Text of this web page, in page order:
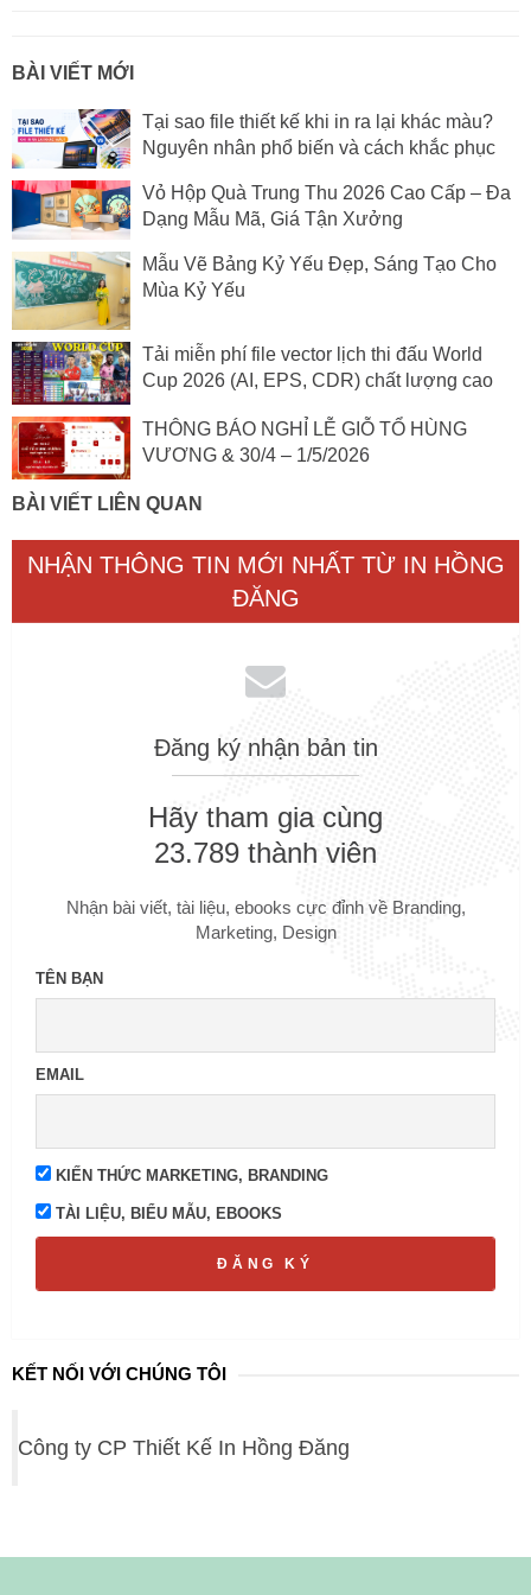
BÀI VIẾT MỚI
Tại sao file thiết kế khi in ra lại khác màu?
Nguyên nhân phổ biến và cách khắc phục
Vỏ Hộp Quà Trung Thu 2026 Cao Cấp – Đa
Dạng Mẫu Mã, Giá Tận Xưởng
Mẫu Vẽ Bảng Kỷ Yếu Đẹp, Sáng Tạo Cho
Mùa Kỷ Yếu
Tải miễn phí file vector lịch thi đấu World
Cup 2026 (AI, EPS, CDR) chất lượng cao
THÔNG BÁO NGHỈ LỄ GIỖ TỔ HÙNG
VƯƠNG & 30/4 – 1/5/2026
BÀI VIẾT LIÊN QUAN
NHẬN THÔNG TIN MỚI NHẤT TỪ IN HỒNG
ĐĂNG
Đăng ký nhận bản tin
Hãy tham gia cùng
23.789 thành viên
Nhận bài viết, tài liệu, ebooks cực đỉnh về Branding,
Marketing, Design
TÊN BẠN
EMAIL
KIẾN THỨC MARKETING, BRANDING
TÀI LIỆU, BIỂU MẪU, EBOOKS
ĐĂNG KÝ
KẾT NỐI VỚI CHÚNG TÔI
Công ty CP Thiết Kế In Hồng Đăng